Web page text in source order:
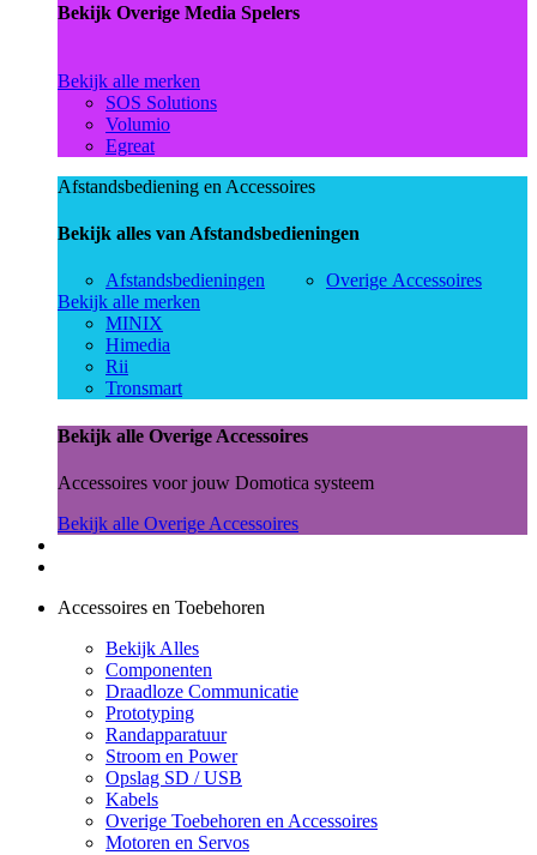
Bekijk Overige Media Spelers
Bekijk alle merken
SOS Solutions
Volumio
Egreat
Afstandsbediening en Accessoires
Bekijk alles van Afstandsbedieningen
Afstandsbedieningen
Overige Accessoires
Bekijk alle merken
MINIX
Himedia
Rii
Tronsmart
Bekijk alle Overige Accessoires
Accessoires voor jouw Domotica systeem
Bekijk alle Overige Accessoires
Accessoires en Toebehoren
Bekijk Alles
Componenten
Draadloze Communicatie
Prototyping
Randapparatuur
Stroom en Power
Opslag SD / USB
Kabels
Overige Toebehoren en Accessoires
Motoren en Servos